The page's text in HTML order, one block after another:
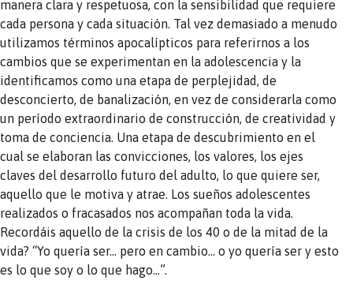
manera clara y respetuosa, con la sensibilidad que requiere
cada persona y cada situación. Tal vez demasiado a menudo
utilizamos términos apocalípticos para referirnos a los
cambios que se experimentan en la adolescencia y la
identificamos como una etapa de perplejidad, de
desconcierto, de banalización, en vez de considerarla como
un período extraordinario de construcción, de creatividad y
toma de conciencia. Una etapa de descubrimiento en el
cual se elaboran las convicciones, los valores, los ejes
claves del desarrollo futuro del adulto, lo que quiere ser,
aquello que le motiva y atrae. Los sueños adolescentes
realizados o fracasados nos acompañan toda la vida.
Recordáis aquello de la crisis de los 40 o de la mitad de la
vida? “Yo quería ser… pero en cambio… o yo quería ser y esto
es lo que soy o lo que hago…”.